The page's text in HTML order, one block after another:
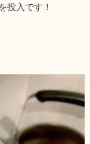
投入です！